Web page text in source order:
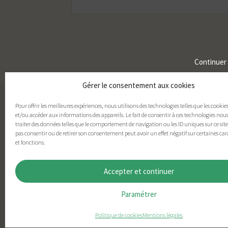
Gérer le consentement aux cookies
Pour offrir les meilleures expériences, nous utilisons des technologies telles que les
et/ou accéder aux informations des appareils. Le fait de consentir à ces technologies
traiter des données telles que le comportement de navigation ou les ID uniques sur ce
pas consentir ou de retirer son consentement peut avoir un effet négatif sur certaines
et fonctions.
Accepter et continuer
Continuer
Paramétrer
Politique de cookiesMentions légales